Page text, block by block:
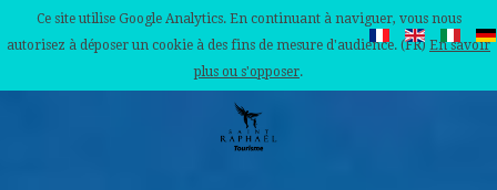
Ce site utilise Google Analytics. En continuant à naviguer, vous nous
autorisez à déposer un cookie à des fins de mesure d'audience. (FR) En savoir
plus ou s'opposer.